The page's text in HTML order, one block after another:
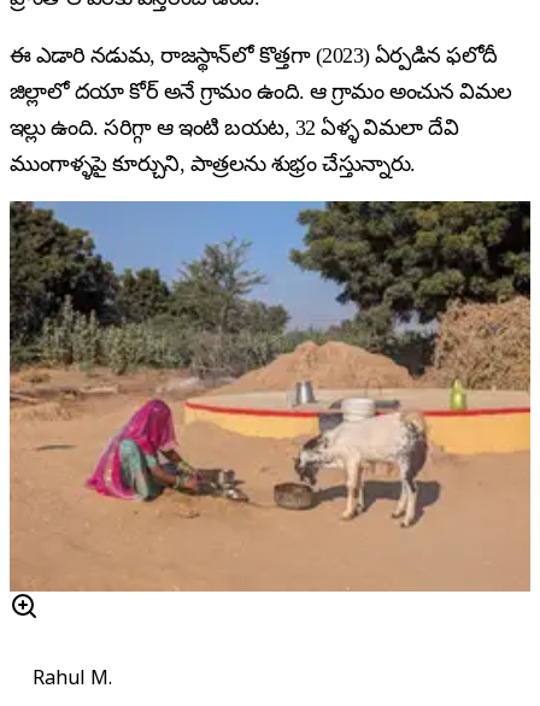
ఈ ఎడారి నడుమ, రాజస్థాన్‌లో కొత్తగా (2023) ఏర్పడిన ఫలోదీ
జిల్లాలో దయా కోర్ అనే గ్రామం ఉంది. ఆ గ్రామం అంచున విమల
ఇల్లు ఉంది. సరిగ్గా ఆ ఇంటి బయట, 32 ఏళ్ళ విమలా దేవి
ముంగాళ్ళపై కూర్చుని, పాత్రలను శుభ్రం చేస్తున్నారు.
Rahul M.